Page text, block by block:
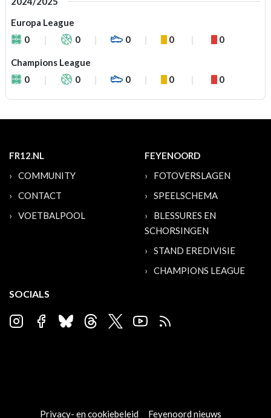
Europa League
0
0 0 0 0
Champions League
0
0 0 0 0
FR12.NL
COMMUNITY
CONTACT
VOETBALPOOL
FEYENOORD
FOTOVERSLAGEN
SPEELSCHEMA
BLESSURES EN
SCHORSINGEN
STAND EREDIVISIE
CHAMPIONS LEAGUE
SOCIALS
Privacy- en cookiebeleid Feyenoord nieuws